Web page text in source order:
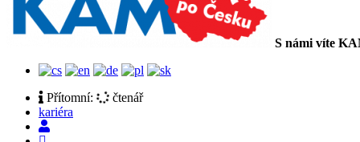
S námi víte
Přítomní:
čtenář
kariéra